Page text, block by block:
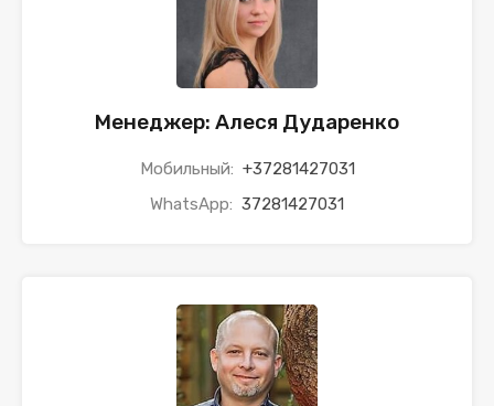
Менеджер: Алеся Дударенко
Мобильный: +37281427031
WhatsApp: 37281427031